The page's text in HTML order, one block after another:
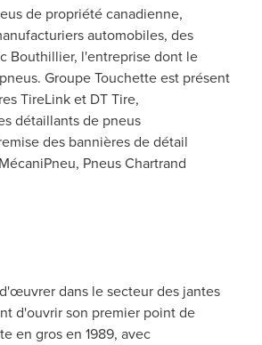
de propriété canadienne,
automobiles, des
Bouthillier, l'entreprise dont le
Groupe Touchette est présent
TireLink et DT Tire,
détaillants de pneus
des bannières de détail
Pneus Chartrand
dans le secteur des jantes
d'ouvrir son premier point de
en gros en 1989, avec